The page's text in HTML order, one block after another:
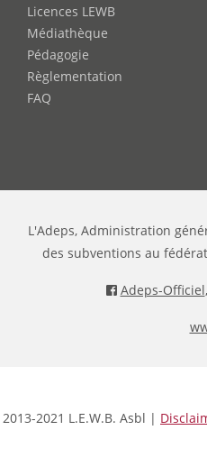
Licences LEWB
Médiathèque
Pédagogie
Règlementation
FAQ
L'Adeps, Administration
des subventions au
Adeps-Officiel,
2021 L.E.W.B. Asbl |